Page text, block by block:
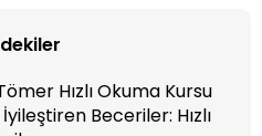
Hızlı Okuma Kursu
Beceriler: Hızlı